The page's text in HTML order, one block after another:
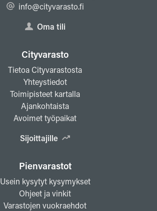
info@cityvarasto.fi
Oma tili
Cityvarasto
Tietoa Cityvarastosta
Yhteystiedot
Toimipisteet kartalla
Ajankohtaista
Avoimet työpaikat
Sijoittajille
Pienvarastot
Usein kysytyt kysymykset
Ohjeet ja vinkit
Varastojen vuokraehdot